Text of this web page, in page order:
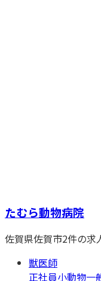
たむら動物病院
佐賀県佐賀市2件の求
獣医師
正社員小動物一